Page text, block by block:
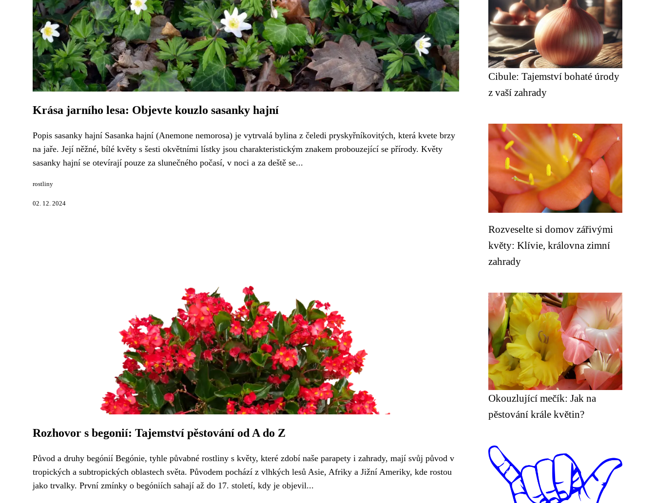
Krása jarního lesa: Objevte kouzlo sasanky hajní
Popis sasanky hajní Sasanka hajní (Anemone nemorosa) je vytrvalá bylina z čeledi pryskyřníkovitých, která kvete brzy
na jaře. Její něžné, bílé květy s šesti okvětními lístky jsou charakteristickým znakem probouzející se přírody. Květy
sasanky hajní se otevírají pouze za slunečného počasí, v noci a za deště se...
rostliny
02. 12. 2024
Rozhovor s begonií: Tajemství pěstování od A do Z
Původ a druhy begónií Begónie, tyhle půvabné rostliny s květy, které zdobí naše parapety i zahrady, mají svůj původ v
tropických a subtropických oblastech světa. Původem pochází z vlhkých lesů Asie, Afriky a Jižní Ameriky, kde rostou
jako trvalky. První zmínky o begóniích sahají až do 17. století, kdy je objevil...
Cibule: Tajemství bohaté úrody
z vaší zahrady
Rozveselte si domov zářivými
květy: Klívie, královna zimní
zahrady
Okouzlující mečík: Jak na
pěstování krále květin?